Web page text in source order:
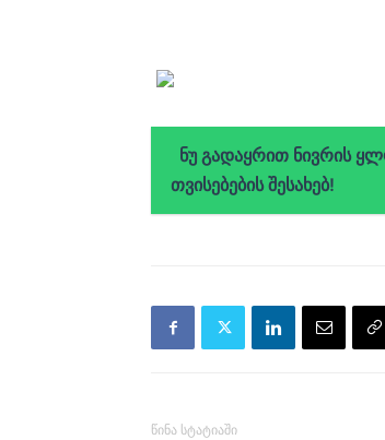
ნუ გადაყრით ნივრის
თვისებების შესახებ!
წინა სტატიაში